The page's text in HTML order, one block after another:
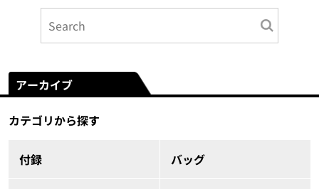
アーカイブ
カテゴリから探す
付録 バッグ